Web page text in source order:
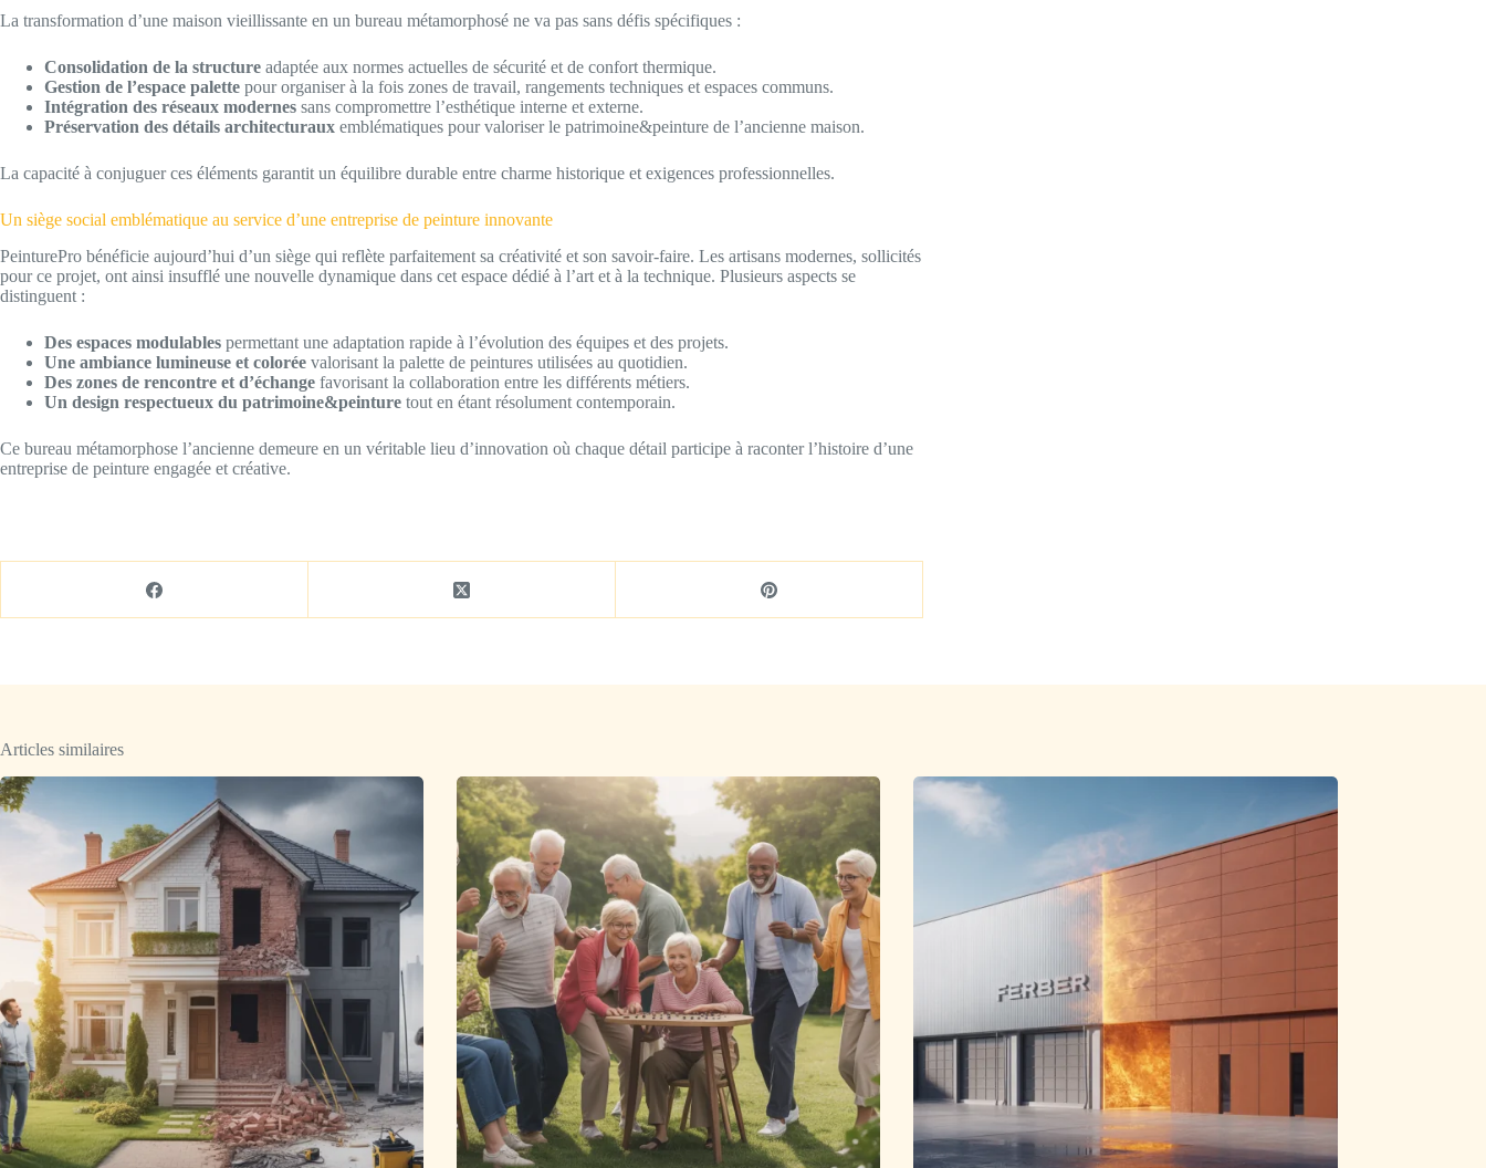
La transformation d’une maison vieillissante en un bureau métamorphosé ne va pas sans défis spécifiques :
Consolidation de la structure adaptée aux normes actuelles de sécurité et de confort thermique.
Gestion de l’espace palette pour organiser à la fois zones de travail, rangements techniques et espaces communs.
Intégration des réseaux modernes sans compromettre l’esthétique interne et externe.
Préservation des détails architecturaux emblématiques pour valoriser le patrimoine&peinture de l’ancienne maison.
La capacité à conjuguer ces éléments garantit un équilibre durable entre charme historique et exigences professionnelles.
Un siège social emblématique au service d’une entreprise de peinture innovante
PeinturePro bénéficie aujourd’hui d’un siège qui reflète parfaitement sa créativité et son savoir-faire. Les artisans modernes, sollicités
pour ce projet, ont ainsi insufflé une nouvelle dynamique dans cet espace dédié à l’art et à la technique. Plusieurs aspects se
distinguent :
Des espaces modulables permettant une adaptation rapide à l’évolution des équipes et des projets.
Une ambiance lumineuse et colorée valorisant la palette de peintures utilisées au quotidien.
Des zones de rencontre et d’échange favorisant la collaboration entre les différents métiers.
Un design respectueux du patrimoine&peinture tout en étant résolument contemporain.
Ce bureau métamorphose l’ancienne demeure en un véritable lieu d’innovation où chaque détail participe à raconter l’histoire d’une
entreprise de peinture engagée et créative.
Articles similaires